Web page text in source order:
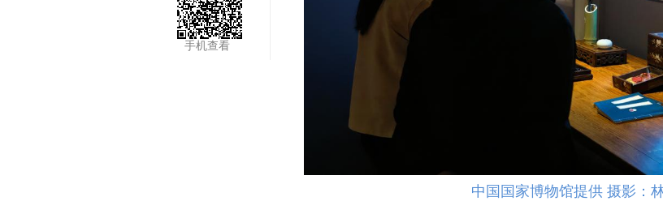
手机查看
中国国家博物馆提供 摄影：